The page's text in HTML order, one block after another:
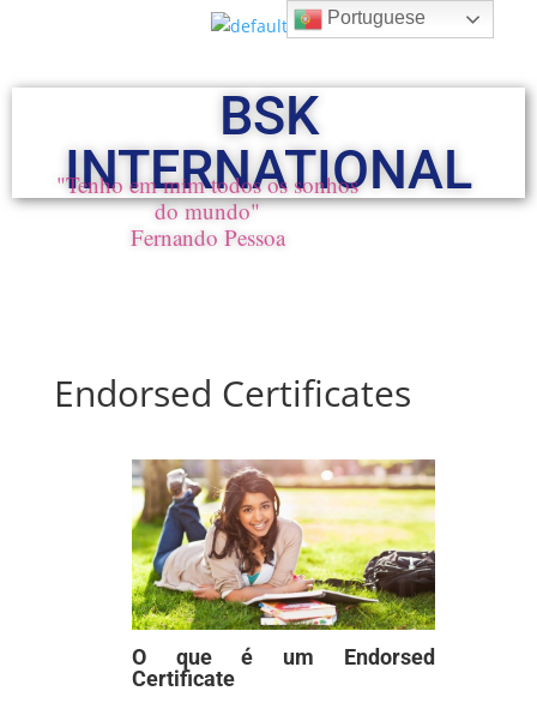
BSK
INTERNATIONAL
"Tenho em mim todos os sonhos
do mundo"
Fernando Pessoa
Endorsed Certificates
O que é um Endorsed
Certificate
Portuguese